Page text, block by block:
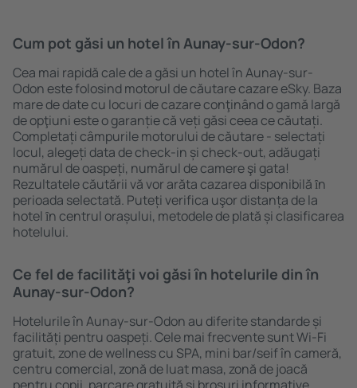
Cum pot găsi un hotel în Aunay-sur-Odon?
Cea mai rapidă cale de a găsi un hotel în Aunay-sur-
Odon este folosind motorul de căutare cazare eSky. Baza
mare de date cu locuri de cazare conţinând o gamă largă
de opţiuni este o garanție că veți găsi ceea ce căutați.
Completați câmpurile motorului de căutare - selectați
locul, alegeți data de check-in și check-out, adăugați
numărul de oaspeți, numărul de camere şi gata!
Rezultatele căutării vă vor arăta cazarea disponibilă ȋn
perioada selectată. Puteți verifica uşor distanța de la
hotel ȋn centrul orașului, metodele de plată și clasificarea
hotelului.
Ce fel de facilităţi voi găsi ȋn hotelurile din în
Aunay-sur-Odon?
Hotelurile în Aunay-sur-Odon au diferite standarde și
facilități pentru oaspeți. Cele mai frecvente sunt Wi-Fi
gratuit, zone de wellness cu SPA, mini bar/seif în cameră,
centru comercial, zonă de luat masa, zonă de joacă